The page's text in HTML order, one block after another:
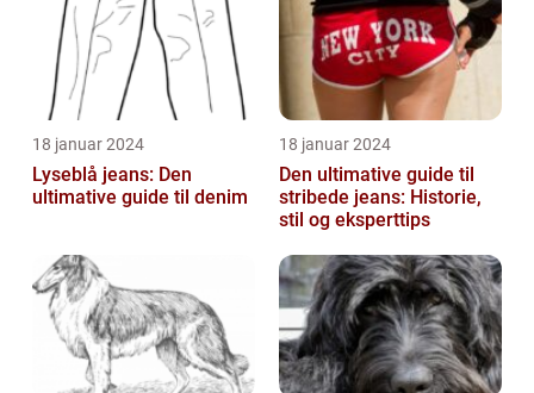
18 januar 2024
Lyseblå jeans: Den
ultimative guide til denim
18 januar 2024
Den ultimative guide til
stribede jeans: Historie,
stil og eksperttips